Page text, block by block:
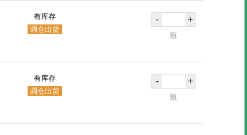
有库存
调仓出货
- +
瓶
有库存
调仓出货
- +
瓶